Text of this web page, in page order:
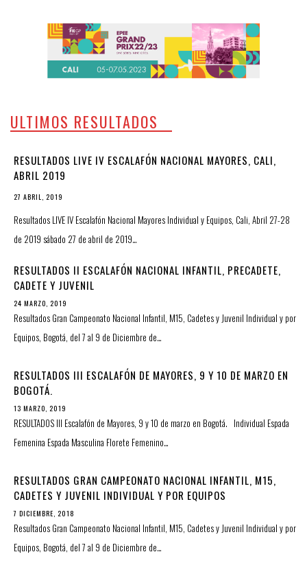
ULTIMOS RESULTADOS
RESULTADOS LIVE IV ESCALAFÓN NACIONAL MAYORES, CALI,
ABRIL 2019
27 ABRIL, 2019
Resultados LIVE IV Escalafón Nacional Mayores Individual y Equipos, Cali, Abril 27-28
de 2019 sábado 27 de abril de 2019…
RESULTADOS II ESCALAFÓN NACIONAL INFANTIL, PRECADETE,
CADETE Y JUVENIL
24 MARZO, 2019
Resultados Gran Campeonato Nacional Infantil, M15, Cadetes y Juvenil Individual y por
Equipos, Bogotá, del 7 al 9 de Diciembre de…
RESULTADOS III ESCALAFÓN DE MAYORES, 9 Y 10 DE MARZO EN
BOGOTÁ.
13 MARZO, 2019
RESULTADOS III Escalafón de Mayores, 9 y 10 de marzo en Bogotá. Individual Espada
Femenina Espada Masculina Florete Femenino…
RESULTADOS GRAN CAMPEONATO NACIONAL INFANTIL, M15,
CADETES Y JUVENIL INDIVIDUAL Y POR EQUIPOS
7 DICIEMBRE, 2018
Resultados Gran Campeonato Nacional Infantil, M15, Cadetes y Juvenil Individual y por
Equipos, Bogotá, del 7 al 9 de Diciembre de…